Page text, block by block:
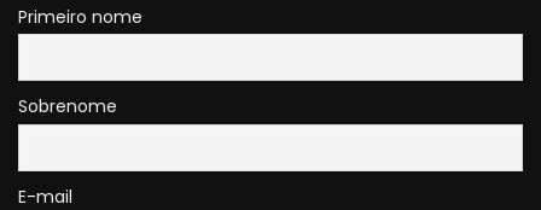
Primeiro nome
Sobrenome
E-mail